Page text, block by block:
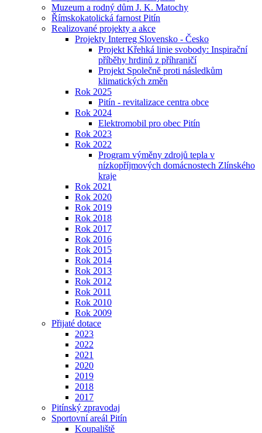
Muzeum a rodný dům J. K. Matochy
Římskokatolická farnost Pitín
Realizované projekty a akce
Projekty Interreg Slovensko - Česko
Projekt Křehká linie svobody: Inspirační
příběhy hrdinů z příhraničí
Projekt Společně proti následkům
klimatických změn
Rok 2025
Pitín - revitalizace centra obce
Rok 2024
Elektromobil pro obec Pitín
Rok 2023
Rok 2022
Program výměny zdrojů tepla v
nízkopříjmových domácnostech Zlínského
kraje
Rok 2021
Rok 2020
Rok 2019
Rok 2018
Rok 2017
Rok 2016
Rok 2015
Rok 2014
Rok 2013
Rok 2012
Rok 2011
Rok 2010
Rok 2009
Přijaté dotace
2023
2022
2021
2020
2019
2018
2017
Pitínský zpravodaj
Sportovní areál Pitín
Koupaliště